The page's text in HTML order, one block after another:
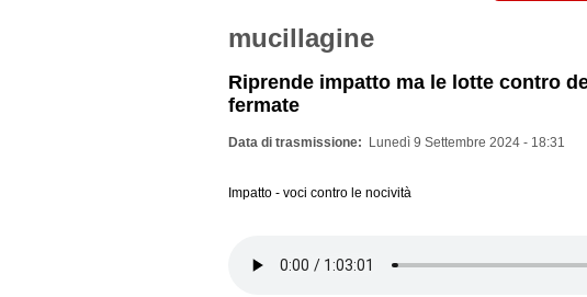
mucillagine
Riprende impatto ma le lotte contro
fermate
Data di trasmissione Lunedì 9 Settembre 2024 - 18:31
Impatto - voci contro le nocività